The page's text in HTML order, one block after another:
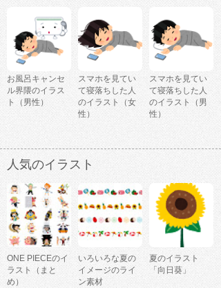
お風呂キャンセ
ル界隈のイラス
ト（男性）
スマホを見てい
て寝落ちした人
のイラスト（女
性）
スマホを見てい
て寝落ちした人
のイラスト（男
性）
人気のイラスト
ONE PIECEのイ
ラスト（まと
め）
いろいろな夏の
イメージのライ
ン素材
夏のイラスト
「向日葵」